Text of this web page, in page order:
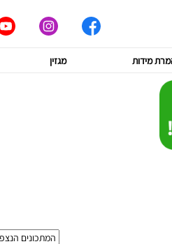
מידות מגזין